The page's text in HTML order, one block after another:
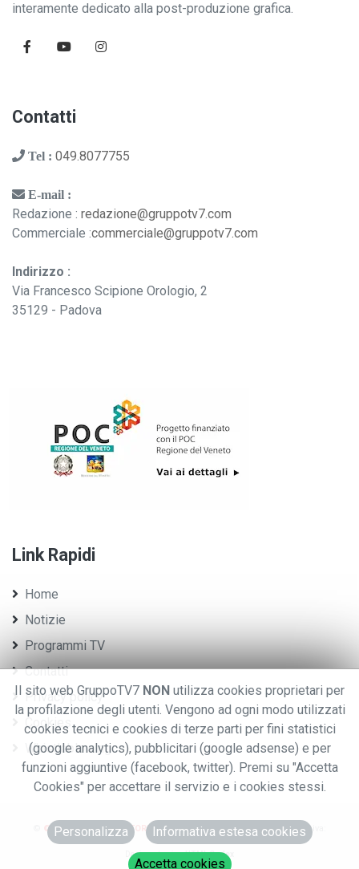
interamente dedicato alla post-produzione grafica.
Contatti
Tel : 049.8077755
E-mail :
Redazione : redazione@gruppotv7.com
Commerciale :commerciale@gruppotv7.com
Indirizzo :
Via Francesco Scipione Orologio, 2
35129 - Padova
Link Rapidi
Home
Notizie
Programmi TV
Contatti
Privacy policy
Cookies
Whistleblowing
© 2020 GRUPPO EDITORIALE TV7..TUTTI I DIRITTI RISERVATI. - P.iva:
0076970028
Designed usingHTML Codex
Il sito web GruppoTV7 NON utilizza cookies proprietari per
la profilazione degli utenti. Vengono ad ogni modo utilizzati
cookies tecnici e cookies di terze parti per fini statistici
(google analytics), pubblicitari (google adsense) e per
funzioni aggiuntive (facebook, twitter). Premi su "Accetta
Cookies" per accettare il servizio e i cookies stessi.
Personalizza Informativa estesa cookies
Accetta cookies